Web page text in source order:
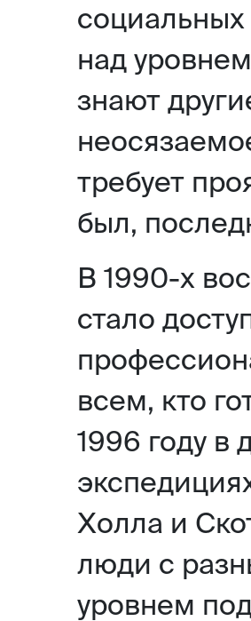
над
знают
требует
был,
В 1990-х
стало
всем, кто
1996 году в
Холла и
люди с
уровнем